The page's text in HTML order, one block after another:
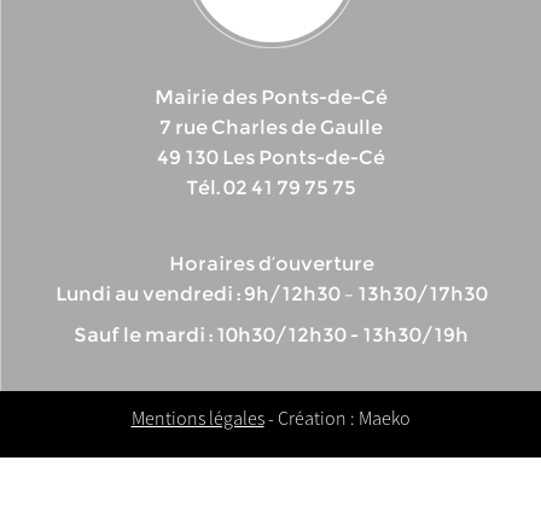
Mairie des Ponts-de-Cé
7 rue Charles de Gaulle
49 130 Les Ponts-de-Cé
Tél. 02 41 79 75 75
Horaires d’ouverture
Lundi au vendredi : 9h/12h30 – 13h30/17h30
Sauf le mardi : 10h30/12h30 - 13h30/19h
Mentions légales- Création : Maeko